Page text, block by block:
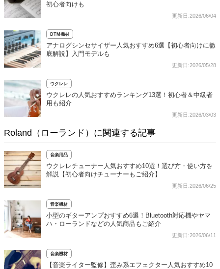
初心者向けも
更新日:2026/06/04
DTM機材
アナログシンセサイザー人気おすすめ6選【初心者向けに徹
底解説】入門モデルも
更新日:2026/05/28
ウクレレ
ウクレレの人気おすすめランキング13選！初心者＆中級者
用も紹介
更新日:2026/03/03
Roland（ローランド）に関連する記事
音楽用品
ウクレレチューナー人気おすすめ10選！選び方・使い方を
解説【初心者向けチューナーもご紹介】
更新日:2026/06/25
音楽機材
小型のギターアンプおすすめ6選！Bluetooth対応機やヤマ
ハ・ローランドなどの人気商品もご紹介
更新日:2026/06/11
音楽機材
【音楽ライター監修】歪み系エフェクター人気おすすめ10